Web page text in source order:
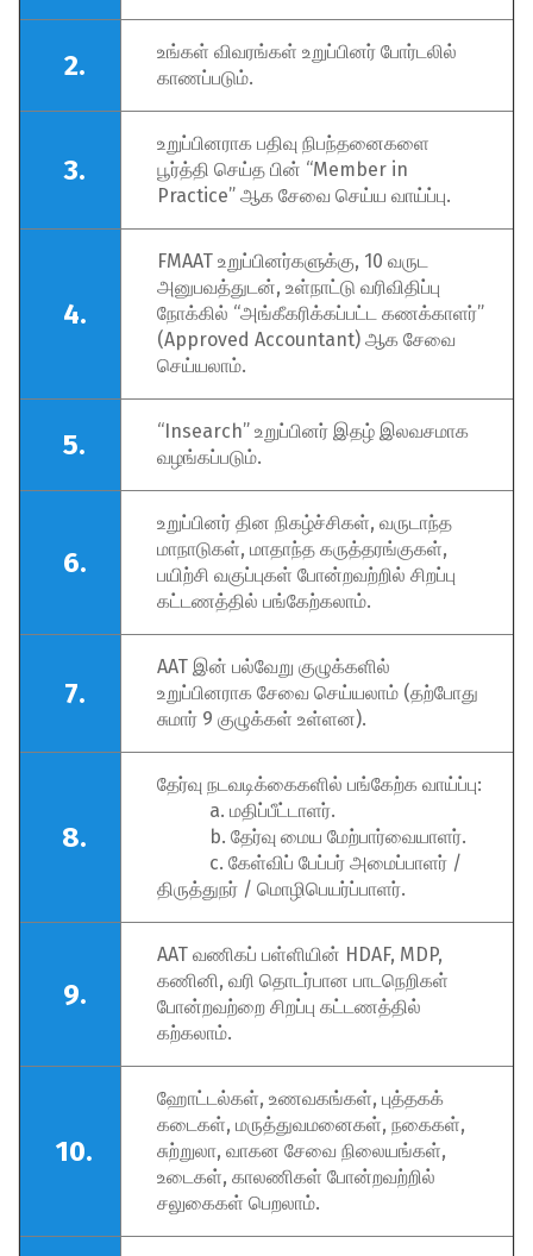
2.
உங்கள் விவரங்கள் உறுப்பினர் போர்டலில்
காணப்படும்.
3.
உறுப்பினராக பதிவு நிபந்தனைகளை
பூர்த்தி செய்த பின் “Member in
Practice” ஆக சேவை செய்ய வாய்ப்பு.
4.
FMAAT உறுப்பினர்களுக்கு, 10 வருட
அனுபவத்துடன், உள்நாட்டு வரிவிதிப்பு
நோக்கில் “அங்கீகரிக்கப்பட்ட கணக்காளர்”
(Approved Accountant) ஆக சேவை
செய்யலாம்.
5.
“Insearch” உறுப்பினர் இதழ் இலவசமாக
வழங்கப்படும்.
6.
உறுப்பினர் தின நிகழ்ச்சிகள், வருடாந்த
மாநாடுகள், மாதாந்த கருத்தரங்குகள்,
பயிற்சி வகுப்புகள் போன்றவற்றில் சிறப்பு
கட்டணத்தில் பங்கேற்கலாம்.
7.
AAT இன் பல்வேறு குழுக்களில்
உறுப்பினராக சேவை செய்யலாம் (தற்போது
சுமார் 9 குழுக்கள் உள்ளன).
8.
தேர்வு நடவடிக்கைகளில் பங்கேற்க வாய்ப்பு:
a. மதிப்பீட்டாளர்.
b. தேர்வு மைய மேற்பார்வையாளர்.
c. கேள்விப் பேப்பர் அமைப்பாளர் /
திருத்துநர் / மொழிபெயர்ப்பாளர்.
9.
AAT வணிகப் பள்ளியின் HDAF, MDP,
கணினி, வரி தொடர்பான பாடநெறிகள்
போன்றவற்றை சிறப்பு கட்டணத்தில்
கற்கலாம்.
10.
ஹோட்டல்கள், உணவகங்கள், புத்தகக்
கடைகள், மருத்துவமனைகள், நகைகள்,
சுற்றுலா, வாகன சேவை நிலையங்கள்,
உடைகள், காலணிகள் போன்றவற்றில்
சலுகைகள் பெறலாம்.